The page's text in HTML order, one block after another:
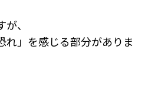
、
れ」を感じる部分がありま